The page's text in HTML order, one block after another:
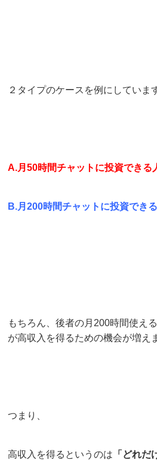
２タイプのケースを例にしていま
A.月50時間チャットに投資できる
B.月200時間チャットに投資でき
もちろん、後者の月200時間使え
が高収入を得るための機会が増え
つまり、
高収入を得るというのは 「どれ